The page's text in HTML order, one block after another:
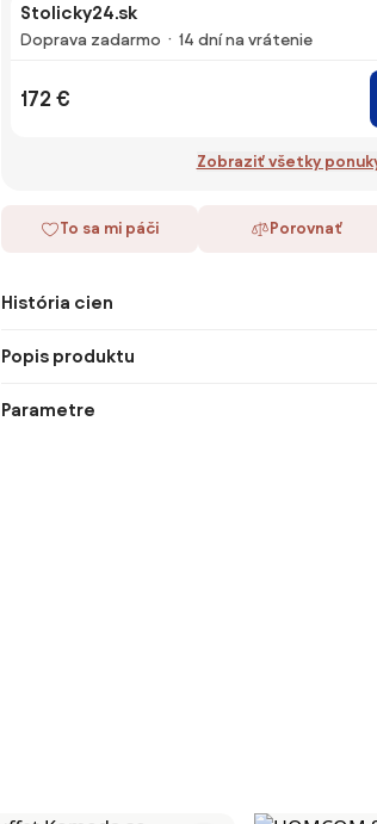
Stolicky24.sk
Doprava zadarmo 14 dní na vrátenie
172 €
Zobraziť všetky
To sa mi páči Porovnať
História cien
Popis produktu
Parametre